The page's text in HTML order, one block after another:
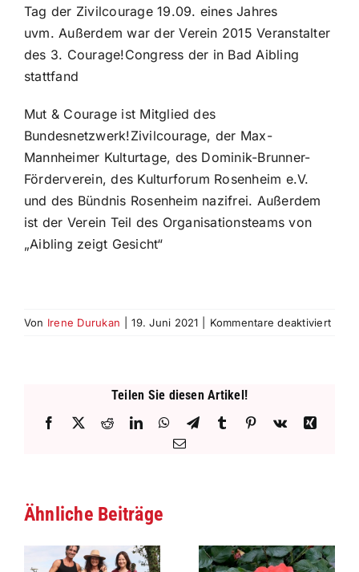
Tag der Zivilcourage 19.09. eines Jahres
uvm. Außerdem war der Verein 2015 Veranstalter
des 3. Courage!Congress der in Bad Aibling
stattfand
Mut & Courage ist Mitglied des
Bundesnetzwerk!Zivilcourage, der Max-
Mannheimer Kulturtage, des Dominik-Brunner-
Förderverein, des Kulturforum Rosenheim e.V.
und des Bündnis Rosenheim nazifrei. Außerdem
ist der Verein Teil des Organisationsteams von
„Aibling zeigt Gesicht“
Von Irene Durukan 19. Juni 2021 Kommentare deaktiviertfür
Teilen Sie diesen Artikel!
Facebook
X RedditLinkedInWhatsApp
TelegramTumblr Pinterest
Vk
Xing
E-
Ähnliche Beiträge